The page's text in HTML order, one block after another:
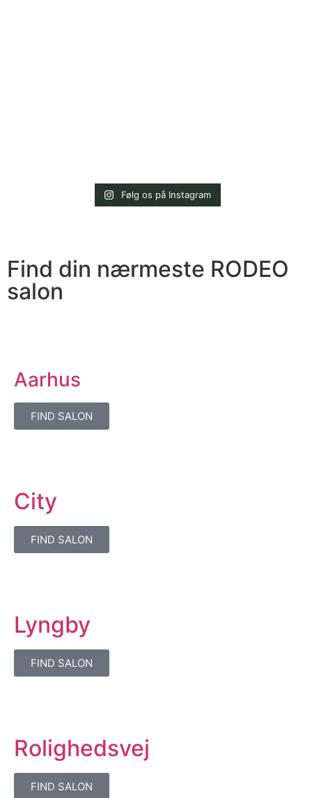
Følg os på Instagram
Find din nærmeste RODEO
salon
Aarhus
FIND SALON
City
FIND SALON
Lyngby
FIND SALON
Rolighedsvej
FIND SALON